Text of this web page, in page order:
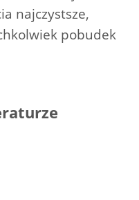
najczystsze,
pobudek